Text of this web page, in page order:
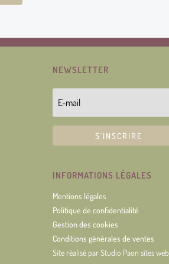
NEWSLETTER
S'INSCRIRE
INFORMATIONS LÉGALES
Mentions légales
Politique de confidentialité
Gestion des cookies
Conditions générales de ventes
Site réalisé parStudio Paon sites web